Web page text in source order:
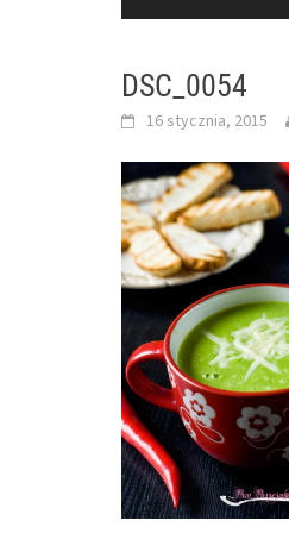
DSC_0054
16 stycznia, 2015